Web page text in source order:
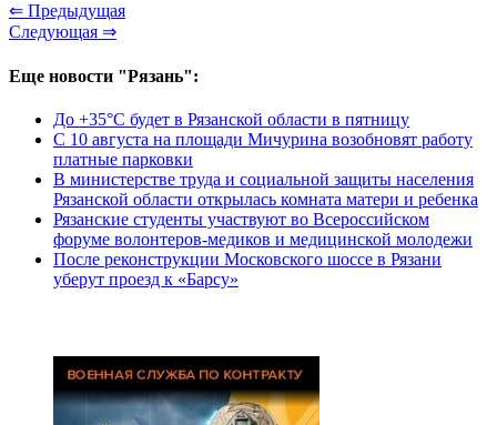
⇐ Предыдущая
Следующая ⇒
Еще новости "Рязань":
До +35°С будет в Рязанской области в пятницу
С 10 августа на площади Мичурина возобновят работу
платные парковки
В министерстве труда и социальной защиты населения
Рязанской области открылась комната матери и ребенка
Рязанские студенты участвуют во Всероссийском
форуме волонтеров-медиков и медицинской молодежи
После реконструкции Московского шоссе в Рязани
уберут проезд к «Барсу»